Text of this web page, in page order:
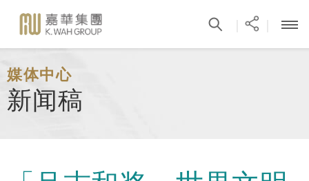
媒体中心
新闻稿